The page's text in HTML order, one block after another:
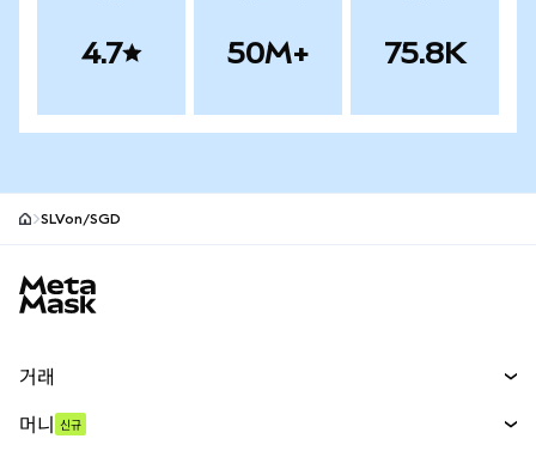
4.7 50M+ 75.8K
SLVon/SGD
거래
머니 신규